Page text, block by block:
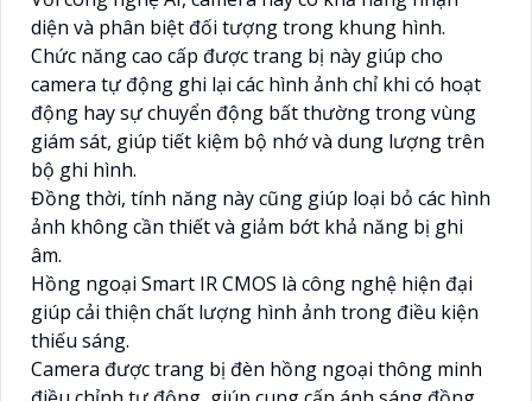
diện và phân biệt đối tượng trong khung hình.
Chức năng cao cấp được trang bị này giúp cho
camera tự động ghi lại các hình ảnh chỉ khi có hoạt
động hay sự chuyển động bất thường trong vùng
giám sát, giúp tiết kiệm bộ nhớ và dung lượng trên
bộ ghi hình.
Đồng thời, tính năng này cũng giúp loại bỏ các hình
ảnh không cần thiết và giảm bớt khả năng bị ghi
âm.
Hồng ngoại Smart IR CMOS là công nghệ hiện đại
giúp cải thiện chất lượng hình ảnh trong điều kiện
thiếu sáng.
Camera được trang bị đèn hồng ngoại thông minh